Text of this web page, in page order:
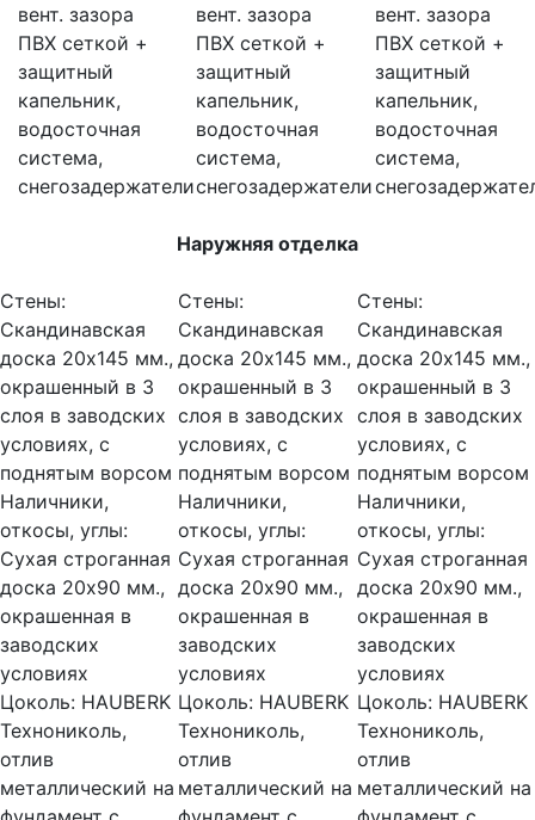
вент. зазора
ПВХ сеткой +
защитный
капельник,
водосточная
система,
снегозадержатели
вент. зазора
ПВХ сеткой +
защитный
капельник,
водосточная
система,
снегозадержатели
вент. зазора
ПВХ сеткой +
защитный
капельник,
водосточная
система,
Наружняя отделка
Стены:
Скандинавская
доска 20х145 мм.,
окрашенный в 3
слоя в заводских
условиях, с
поднятым ворсом
Наличники,
откосы, углы:
Сухая строганная
доска 20х90 мм.,
окрашенная в
заводских
условиях
Цоколь: HAUBERK
Технониколь,
отлив
металлический на
Стены:
Скандинавская
доска 20х145 мм.,
окрашенный в 3
слоя в заводских
условиях, с
поднятым ворсом
Наличники,
откосы, углы:
Сухая строганная
доска 20х90 мм.,
окрашенная в
заводских
условиях
Цоколь: HAUBERK
Технониколь,
отлив
металлический на
Стены:
Скандинавская
доска 20х145 мм.,
окрашенный в 3
слоя в заводских
условиях, с
поднятым ворсом
Наличники,
откосы, углы:
Сухая строганная
доска 20х90 мм.,
окрашенная в
заводских
условиях
Цоколь:HAUBERK
Технониколь,
отлив
металлический на